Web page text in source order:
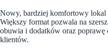
Nowy, bardziej komfortowy lokal
Większy format pozwala na
obuwia i dodatków oraz poprawę
klientów.